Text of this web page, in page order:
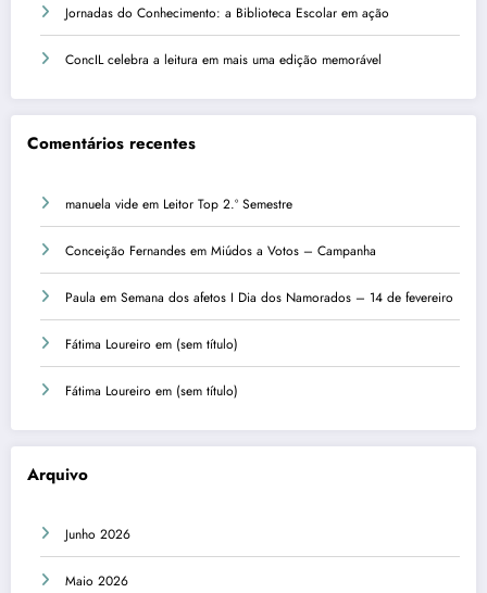
Jornadas do Conhecimento: a Biblioteca Escolar em ação
ConcIL celebra a leitura em mais uma edição memorável
Comentários recentes
manuela vide em Leitor Top 2.º Semestre
Conceição Fernandes em Miúdos a Votos – Campanha
Paula em Semana dos afetos I Dia dos Namorados – 14 de fevereiro
Fátima Loureiro em (sem título)
Fátima Loureiro em (sem título)
Arquivo
Junho 2026
Maio 2026